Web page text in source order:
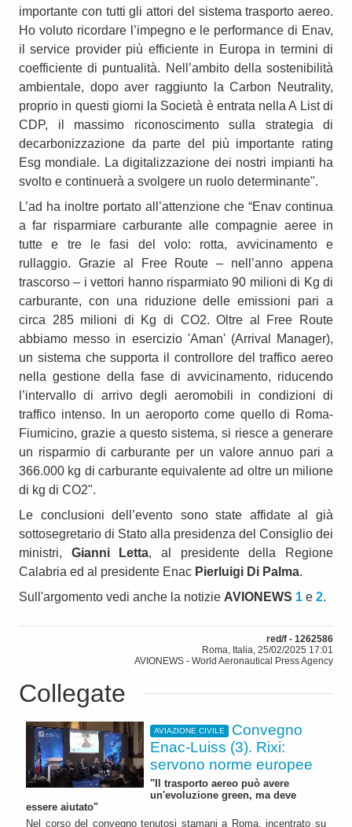
importante con tutti gli attori del sistema trasporto aereo.
Ho voluto ricordare l’impegno e le performance di Enav,
il service provider più efficiente in Europa in termini di
coefficiente di puntualità. Nell’ambito della sostenibilità
ambientale, dopo aver raggiunto la Carbon Neutrality,
proprio in questi giorni la Società è entrata nella A List di
CDP, il massimo riconoscimento sulla strategia di
decarbonizzazione da parte del più importante rating
Esg mondiale. La digitalizzazione dei nostri impianti ha
svolto e continuerà a svolgere un ruolo determinante".
L’ad ha inoltre portato all’attenzione che “Enav continua
a far risparmiare carburante alle compagnie aeree in
tutte e tre le fasi del volo: rotta, avvicinamento e
rullaggio. Grazie al Free Route – nell’anno appena
trascorso – i vettori hanno risparmiato 90 milioni di Kg di
carburante, con una riduzione delle emissioni pari a
circa 285 milioni di Kg di CO2. Oltre al Free Route
abbiamo messo in esercizio 'Aman' (Arrival Manager),
un sistema che supporta il controllore del traffico aereo
nella gestione della fase di avvicinamento, riducendo
l’intervallo di arrivo degli aeromobili in condizioni di
traffico intenso. In un aeroporto come quello di Roma-
Fiumicino, grazie a questo sistema, si riesce a generare
un risparmio di carburante per un valore annuo pari a
366.000 kg di carburante equivalente ad oltre un milione
di kg di CO2".
Le conclusioni dell’evento sono state affidate al già
sottosegretario di Stato alla presidenza del Consiglio dei
ministri, Gianni Letta, al presidente della Regione
Calabria ed al presidente Enac Pierluigi Di Palma.
Sull'argomento vedi anche la notizie AVIONEWS 1 e 2.
red/f - 1262586
Roma, Italia, 25/02/2025 17:01
AVIONEWS - World Aeronautical Press Agency
Collegate
AVIAZIONE CIVILE
Convegno
Enac-Luiss (3). Rixi:
servono norme europee
"Il trasporto aereo può avere
un'evoluzione green, ma deve
essere aiutato"
Nel corso del convegno tenutosi stamani a Roma, incentrato su